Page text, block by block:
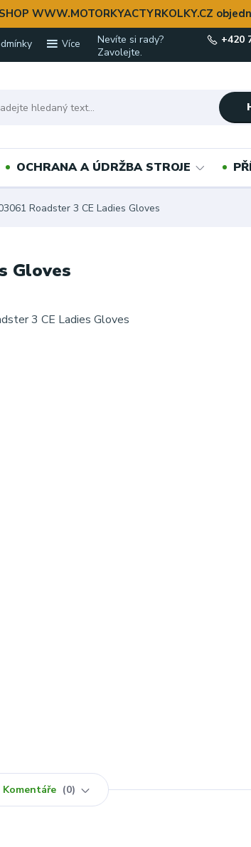
WWW.MOTORKYACTYRKOLKY.CZ
Více
Nevíte si rady?
Zavolejte.
+420
OCHRANA A ÚDRŽBA STROJE
Roadster 3 CE Ladies Gloves
Gloves
Komentáře 0